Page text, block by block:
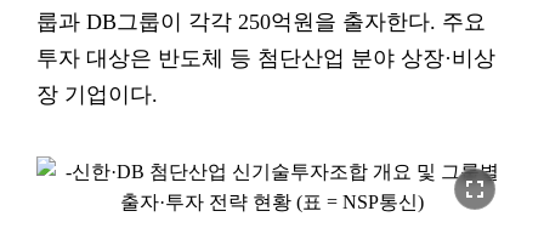
룹과 DB그룹이 각각 250억원을 출자한다. 주요
투자 대상은 반도체 등 첨단산업 분야 상장·비상
장 기업이다.
fullscreen